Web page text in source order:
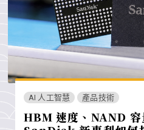
AI 人工智慧 產品技術
HBM 速度、NAND 容